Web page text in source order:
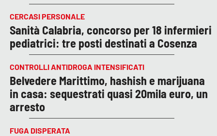
CERCASI PERSONALE
Sanità Calabria, concorso per 18 infermieri
pediatrici: tre posti destinati a Cosenza
CONTROLLI ANTIDROGA INTENSIFICATI
Belvedere Marittimo, hashish e marijuana
in casa: sequestrati quasi 20mila euro, un
arresto
FUGA DISPERATA